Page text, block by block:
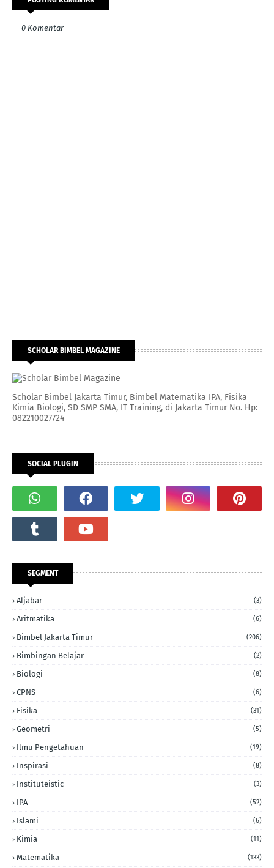
0 Komentar
SCHOLAR BIMBEL MAGAZINE
Scholar Bimbel Jakarta Timur, Bimbel Matematika IPA, Fisika
Kimia Biologi, SD SMP SMA, IT Training, di Jakarta Timur No. Hp:
082210027724
SOCIAL PLUGIN
SEGMENT
Aljabar (3)
Aritmatika (6)
Bimbel Jakarta Timur (206)
Bimbingan Belajar (2)
Biologi (8)
CPNS (6)
Fisika (31)
Geometri (5)
Ilmu Pengetahuan (19)
Inspirasi (8)
Instituteistic (3)
IPA (52)
Islami (6)
Kimia (11)
Matematika (133)